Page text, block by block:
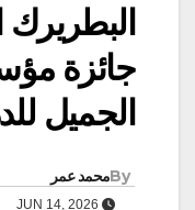
البطريرك
جائزة
الجميل
Byمحمد عمر